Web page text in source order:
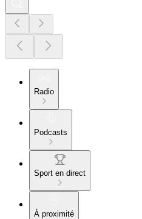
Radio
Podcasts
Sport en direct
À proximité